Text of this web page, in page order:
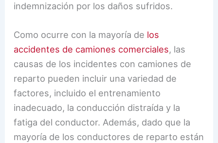
indemnización por los daños sufridos.
Como ocurre con la mayoría de los
accidentes de camiones comerciales, las
causas de los incidentes con camiones de
reparto pueden incluir una variedad de
factores, incluido el entrenamiento
inadecuado, la conducción distraída y la
fatiga del conductor. Además, dado que la
mayoría de los conductores de reparto están